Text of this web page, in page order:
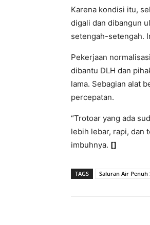
Karena kondisi itu,
digali dan dibangun
setengah-setengah.
Pekerjaan
dibantu DLH dan
lama. Sebagian alat
percepatan.
“Trotoar yang ada
lebih lebar, rapi, dan
imbuhnya. []
TAGS Saluran Air Penuh